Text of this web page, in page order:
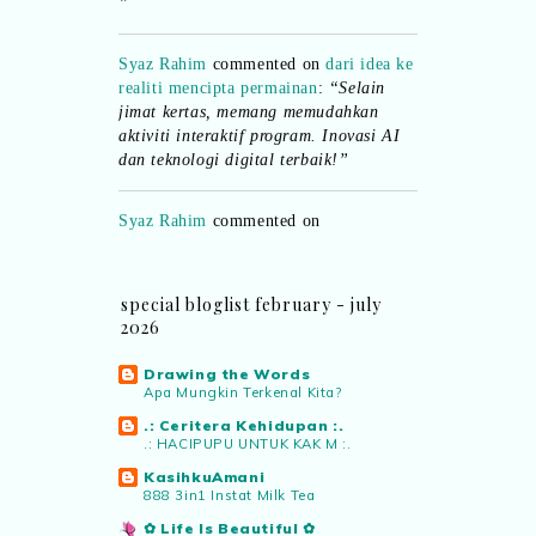
realiti mencipta permainan:“Selain
jimat kertas, memang memudahkan
aktiviti interaktif program. Inovasi AI
dan teknologi digital terbaik!”
pertandingan tiktok mencipta sajak
PNM ni! Platform terbaik serlahkan
bakat puisi kebangsaan dan
pertandingan tiktok mencipta sajak
rasa kurang ideanya.”
special bloglist february - july
2026
Drawing the Words
Apa Mungkin Terkenal Kita?
.: Ceritera Kehidupan :.
.: HACIPUPU UNTUK KAK M :.
KasihkuAmani
888 3in1 Instat Milk Tea
✿ Life Is Beautiful ✿